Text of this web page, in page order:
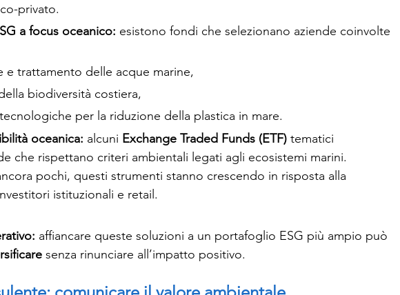
privato.
a focus oceanico: esistono fondi che selezionano aziende coinvolte
e trattamento delle acque marine,
biodiversità costiera,
per la riduzione della plastica in mare.
oceanica: alcuni Exchange Traded Funds (ETF) tematici
che rispettano criteri ambientali legati agli ecosistemi marini.
pochi, questi strumenti stanno crescendo in risposta alla
istituzionali e retail.
affiancare queste soluzioni a un portafoglio ESG più ampio può
senza rinunciare all’impatto positivo.